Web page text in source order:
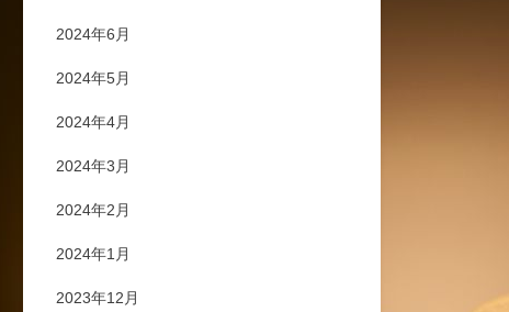
2024年6月
2024年5月
2024年4月
2024年3月
2024年2月
2024年1月
2023年12月